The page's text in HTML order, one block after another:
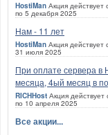
HostiMan Акция действует
по 5 декабря 2025
Нам - 11 лет
HostiMan Акция
31 июля 2025
При оплате сервера в
месяца, 4ый месяц в
RICHHost Акция
по 10 апреля 2025
Все акции...